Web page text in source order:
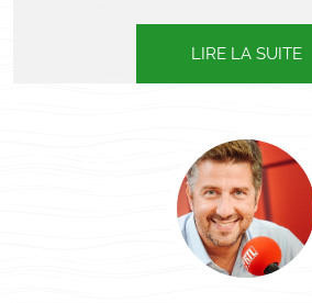
LIRE LA SUITE